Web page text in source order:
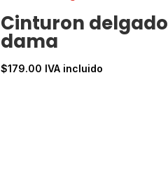
Cinturon delgado
dama
$179.00 IVA incluido